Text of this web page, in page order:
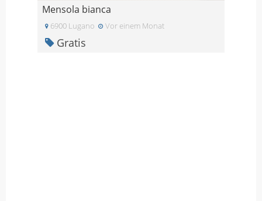
Mensola bianca
6900 Lugano Vor einem Monat
Gratis